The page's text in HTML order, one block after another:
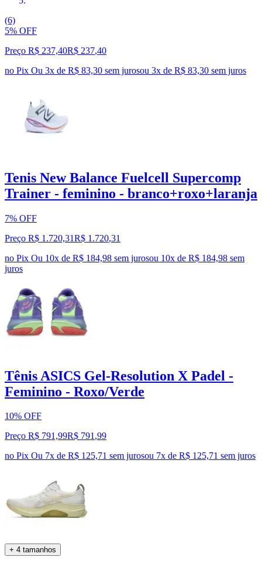
(6)
5% OFF
Preço R$ 237,40R$ 237,40
no Pix Ou 3x de R$ 83,30 sem jurosou 3x de R$ 83,30 sem juros
Tenis New Balance Fuelcell Supercomp
Trainer - feminino - branco+roxo+laranja
7% OFF
Preço R$ 1.720,31R$ 1.720,31
no Pix Ou 10x de R$ 184,98 sem jurosou 10x de R$ 184,98 sem
juros
Tênis ASICS Gel-Resolution X Padel -
Feminino - Roxo/Verde
10% OFF
Preço R$ 791,99R$ 791,99
no Pix Ou 7x de R$ 125,71 sem jurosou 7x de R$ 125,71 sem juros
+ 4 tamanhos